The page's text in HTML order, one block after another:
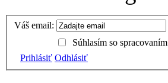
Váš email:
Súhlasím so spracovaním
Prihlásiť Odhlásiť